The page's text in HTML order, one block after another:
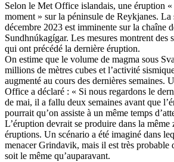
Selon le Met Office islandais, une éruption
moment » sur la péninsule de Reykjanes.
décembre 2023 est imminente sur la chaîne
Sundhnúkagígar. Les mesures montrent des
qui ont précédé la dernière éruption.
On estime que le volume de magma sous
millions de mètres cubes et l’activité
augmenté au cours des dernières semaines.
Office a déclaré : « Si nous regardons le
de mai, il a fallu deux semaines avant que
pourrait qu’on assiste à un même temps
L’éruption devrait se produire dans la même
éruptions. Un scénario a été imaginé dans
menacer Grindavik, mais il est très probable
soit le même qu’auparavant.